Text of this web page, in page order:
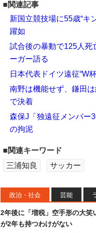
■関連記事
新国立競技場に55歳“キ
躍如
試合後の暴動で125人
ーガー語る
日本代表ドイツ遠征“W
南野は機能せず、鎌田
で決着
森保J「独遠征メンバー
の拘泥
■関連キーワード
三浦知良
サッカー
政治・社会 芸能
2年後に「増税」空手形の大笑
が2年も持つわけがない